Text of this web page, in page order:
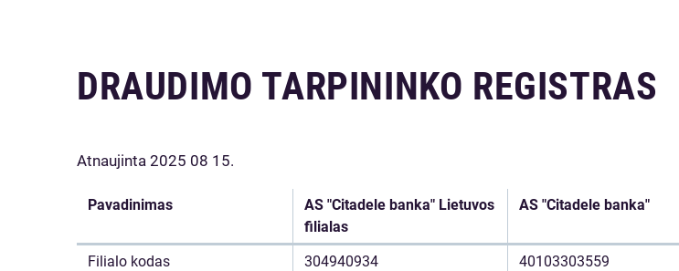
DRAUDIMO TARPININKO REGISTRAS
Atnaujinta 2025 08 15.
Pavadinimas
AS "Citadele banka" Lietuvos
filialas
AS "Citadele banka"
Filialo kodas 304940934 40103303559